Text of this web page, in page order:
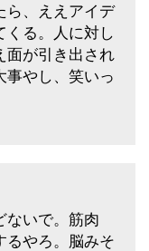
ら、ええアイデ
くる。人に対し
面が引き出され
事やし、笑いっ
ないで。筋肉
るやろ。脳みそ